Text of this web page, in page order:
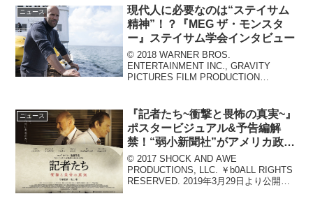
舞台に巻き起こる謎の怪獣騒動を描くエ
ピソード5「大怪...
ニュース
現代人に必要なのは“ステイサム
精神”！？『MEG ザ・モンスタ
ー』ステイサム学会インタビュー
© 2018 WARNER BROS.
ENTERTAINMENT INC., GRAVITY
PICTURES FILM PRODUCTION
ニュース
『記者たち~衝撃と畏怖の真実~』
ポスタービジュアル&予告編解
禁！“弱小新聞社”がアメリカ政府
に立ち向かう
© 2017 SHOCK AND AWE
PRODUCTIONS, LLC. ￥b0ALL RIGHTS
RESERVED. 2019年3月29日より公開の